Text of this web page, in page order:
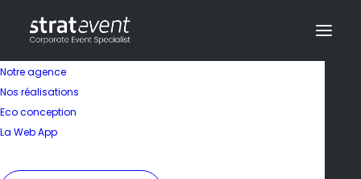
Notre agence
Nos réalisations
Eco conception
La Web App